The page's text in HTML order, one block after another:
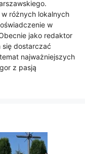
różnych lokalnych
w
jako redaktor
się dostarczać
najważniejszych
z pasją